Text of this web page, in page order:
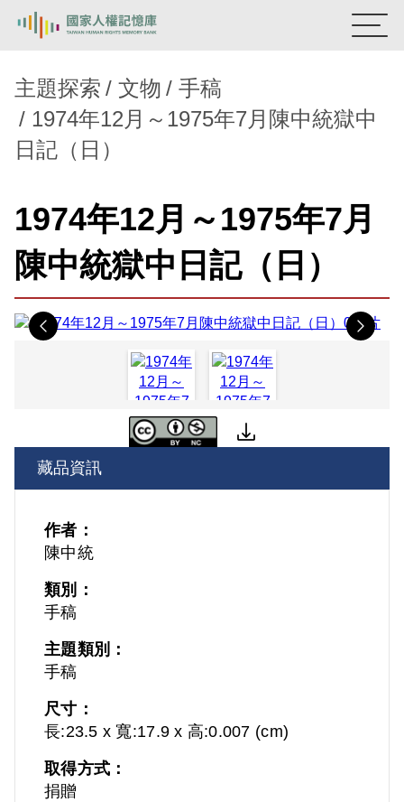
熱門關鍵字：陳孟和 李舜治 鹿窟事件
安康接待室
新生訓導處
關於我們
意見信箱
主題探索 文物
手稿
1974年12月～1975年7月陳中統獄中
日記（日）
1974年12月～1975年7月
陳中統獄中日記（日）
Previous
藏品資訊
作者：
陳中統
類別：
手稿
主題類別：
手稿
尺寸：
長:23.5 x 寬:17.9 x 高:0.007 (cm)
取得方式：
捐贈